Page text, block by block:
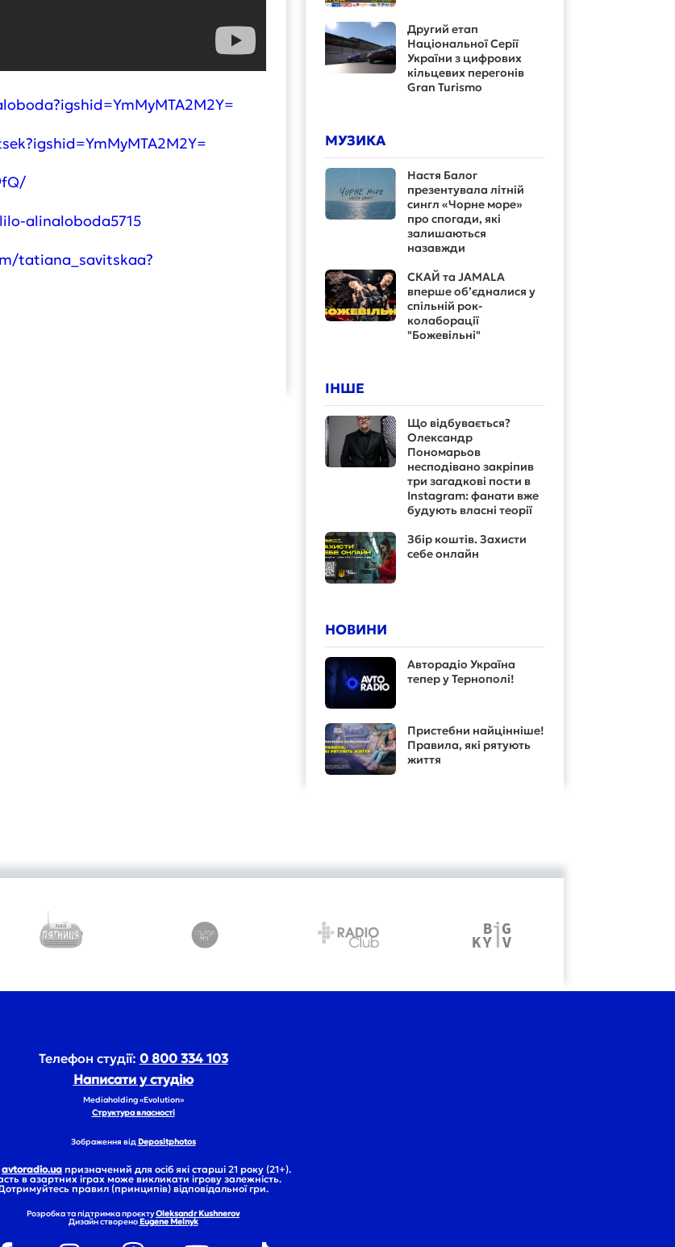
alinaloboda5715
tatiana_savitskaa?
Другий етап
Національної Серії
України з цифрових
кільцевих перегонів
Gran Turismo
МУЗИКА
Настя Балог
презентувала літній
сингл «Чорне море»
про спогади, які
залишаються
назавжди
СКАЙ та JAMALA
вперше об’єдналися у
спільній рок-
колаборації
"Божевільні"
ІНШЕ
Що відбувається?
Олександр
Пономарьов
несподівано закріпив
три загадкові пости в
Instagram: фанати вже
будують власні теорії
Збір коштів. Захисти
себе онлайн
НОВИНИ
Авторадіо Україна
тепер у Тернополі!
Пристебни найцінніше!
Правила, які рятують
життя
Телефон студії: 0 800 334 103
Написати у студію
Mediaholding «Evolution»
Структура власності
Зображення відDepositphotos
avtoradio.ua призначений для осіб які старші 21 року (21+).
в азартних іграх може викликати ігрову залежність.
правил (принципів) відповідальної гри.
Розробка та підтримка проєктуOleksandr Kushnerov
Дизайн створеноEugene Melnyk